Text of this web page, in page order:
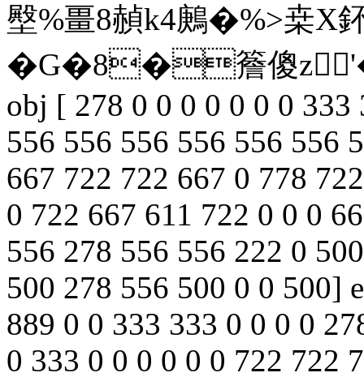
壂%畺8赬k4鶊�%>桒X
�G�8�簷傻
obj [ 278 0 0 0 0 0 0 0 333
556 556 556 556 556 556
667 722 722 667 0 778
0 722 667 611 722 0 0 0
556 278 556 556 222 0
500 278 556 500 0 0 500]
889 0 0 333 333 0 0 0 0
0 333 0 0 0 0 0 0 722 722